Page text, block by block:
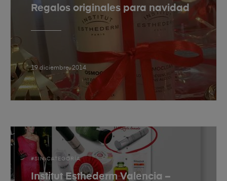
Regalos originales para navidad
19 diciembre, 2014
SIN CATEGORÍA
Institut Esthederm Valencia –